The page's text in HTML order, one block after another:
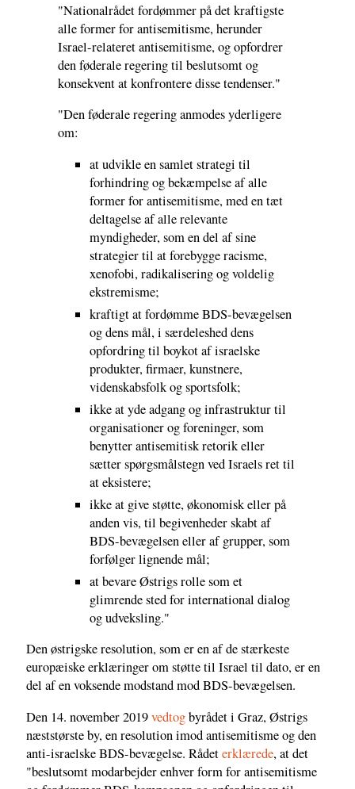
"Nationalrådet fordømmer på det kraftigste
alle former for antisemitisme, herunder
Israel-relateret antisemitisme, og opfordrer
den føderale regering til beslutsomt og
konsekvent at konfrontere disse tendenser."
"Den føderale regering anmodes yderligere
om:
at udvikle en samlet strategi til
forhindring og bekæmpelse af alle
former for antisemitisme, med en tæt
deltagelse af alle relevante
myndigheder, som en del af sine
strategier til at forebygge racisme,
xenofobi, radikalisering og voldelig
ekstremisme;
kraftigt at fordømme BDS-bevægelsen
og dens mål, i særdeleshed dens
opfordring til boykot af israelske
produkter, firmaer, kunstnere,
videnskabsfolk og sportsfolk;
ikke at yde adgang og infrastruktur til
organisationer og foreninger, som
benytter antisemitisk retorik eller
sætter spørgsmålstegn ved Israels ret til
at eksistere;
ikke at give støtte, økonomisk eller på
anden vis, til begivenheder skabt af
BDS-bevægelsen eller af grupper, som
forfølger lignende mål;
at bevare Østrigs rolle som et
glimrende sted for international dialog
og udveksling."
Den østrigske resolution, som er en af de stærkeste
europæiske erklæringer om støtte til Israel til dato, er en
del af en voksende modstand mod BDS-bevægelsen.
Den 14. november 2019vedtogbyrådet i Graz, Østrigs
næststørste by, en resolution imod antisemitisme og den
anti-israelske BDS-bevægelse. Rådeterklærede, at det
"beslutsomt modarbejder enhver form for antisemitisme